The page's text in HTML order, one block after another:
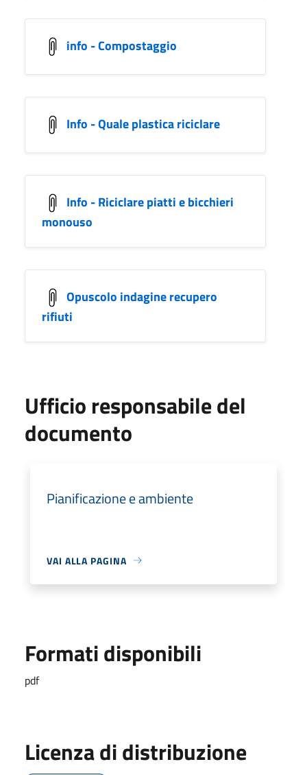
info - Compostaggio
Info - Quale plastica riciclare
Info - Riciclare piatti e bicchieri
monouso
Opuscolo indagine recupero
rifiuti
Ufficio responsabile del
documento
Pianificazione e ambiente
VAI ALLA PAGINA
Formati disponibili
pdf
Licenza di distribuzione